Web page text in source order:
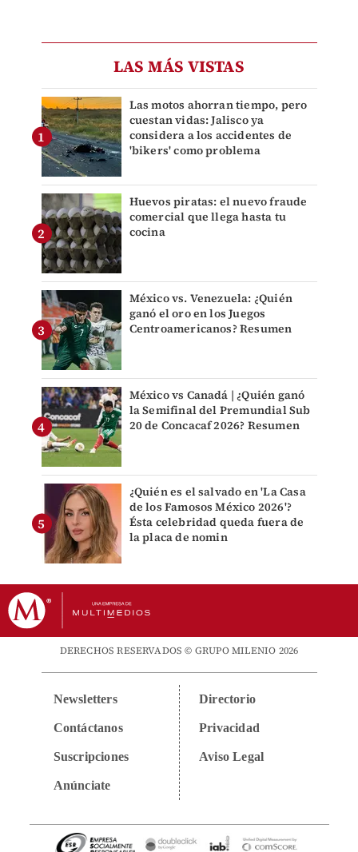
LAS MÁS VISTAS
Las motos ahorran tiempo, pero
cuestan vidas: Jalisco ya
considera a los accidentes de
'bikers' como problema
Huevos piratas: el nuevo fraude
comercial que llega hasta tu
cocina
México vs. Venezuela: ¿Quién
ganó el oro en los Juegos
Centroamericanos? Resumen
México vs Canadá | ¿Quién ganó
la Semifinal del Premundial Sub
20 de Concacaf 2026? Resumen
¿Quién es el salvado en 'La Casa
de los Famosos México 2026'?
Ésta celebridad queda fuera de
la placa de nomin
DERECHOS RESERVADOS © GRUPO MILENIO 2026
Newsletters
Contáctanos
Suscripciones
Anúnciate
Directorio
Privacidad
Aviso Legal